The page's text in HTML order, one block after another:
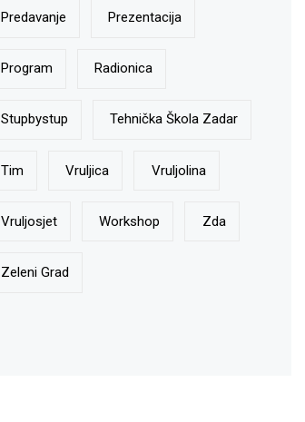
Predavanje Prezentacija
Program Radionica
Stupbystup Tehnička Škola Zadar
Tim Vruljica Vruljolina
Vruljosjet Workshop Zda
Zeleni Grad